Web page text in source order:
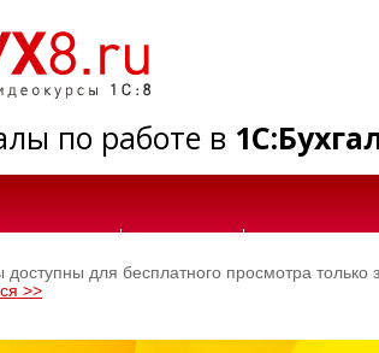
по работе в
для бесплатного просмотра только
>>